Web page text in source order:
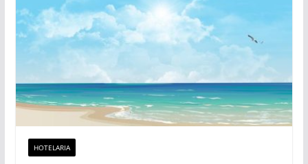
HOTELARIA